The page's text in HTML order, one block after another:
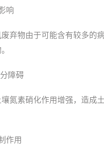
响
弃物由于可能含有较多的
障碍
氮素硝化作用增强，造成
作用